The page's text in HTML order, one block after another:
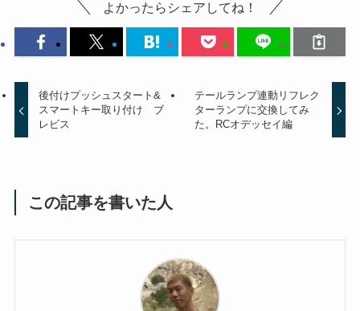
よかったらシェアしてね！
後付けプッシュスタート&
スマートキー取り付け ブ
レビス
テールランプ連動リフレク
ターランプに交換してみ
た。RCオデッセイ編
この記事を書いた人